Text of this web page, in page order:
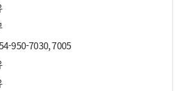
950-7030, 7005